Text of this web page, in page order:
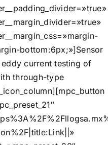
bottom:6px;»]Sensor
current testing of
through-type